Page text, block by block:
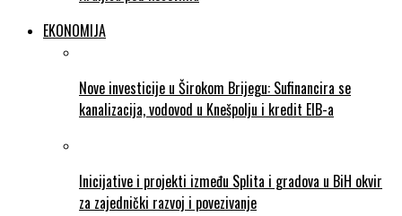
EKONOMIJA
Nove investicije u Širokom Brijegu: Sufinancira se
kanalizacija, vodovod u Knešpolju i kredit EIB-a
Inicijative i projekti između Splita i gradova u BiH okvir
za zajednički razvoj i povezivanje